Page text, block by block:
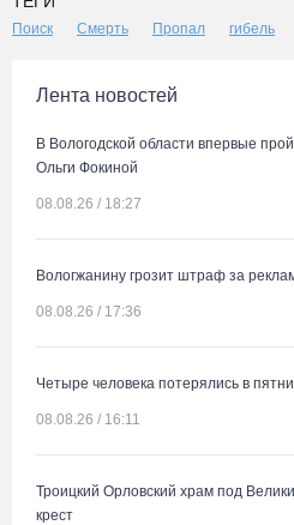
Поиск Смерть Пропал гибель
Лента новостей
В Вологодской области впервые
Ольги Фокиной
08.08.26 / 18:27
Вологжанину грозит штраф за
08.08.26 / 17:36
Четыре человека потерялись в
08.08.26 / 16:11
Троицкий Орловский храм под
крест